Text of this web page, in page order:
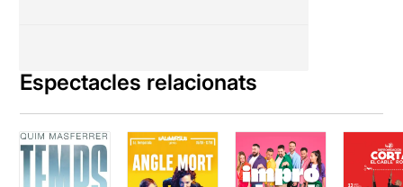
Espectacles relacionats